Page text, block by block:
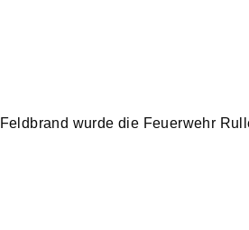
wurde die Feuerwehr